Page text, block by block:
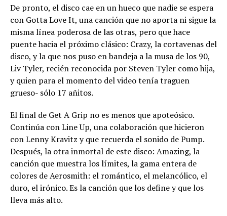
De pronto, el disco cae en un hueco que nadie se espera
con Gotta Love It, una canción que no aporta ni sigue la
misma línea poderosa de las otras, pero que hace
puente hacia el próximo clásico: Crazy, la cortavenas del
disco, y la que nos puso en bandeja a la musa de los 90,
Liv Tyler, recién reconocida por Steven Tyler como hija,
y quien para el momento del video tenía traguen
grueso- sólo 17 añitos.
El final de Get A Grip no es menos que apoteósico.
Continúa con Line Up, una colaboración que hicieron
con Lenny Kravitz y que recuerda el sonido de Pump.
Después, la otra inmortal de este disco: Amazing, la
canción que muestra los límites, la gama entera de
colores de Aerosmith: el romántico, el melancólico, el
duro, el irónico. Es la canción que los define y que los
lleva más alto.